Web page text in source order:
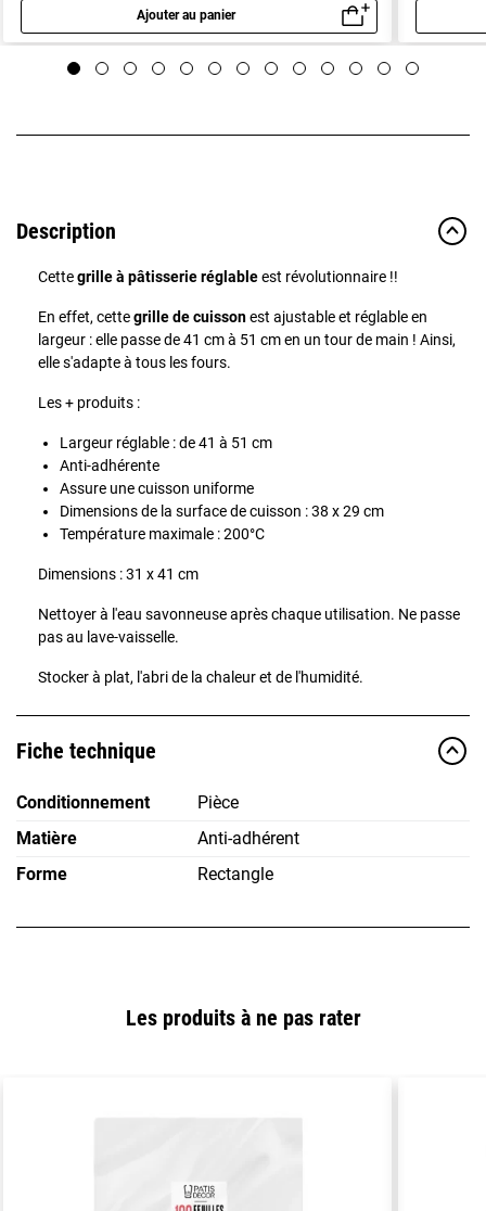
Ajouter au panier
Aperçu rapide
Description
Cettegrille à pâtisserie réglableest révolutionnaire !!
En effet, cettegrille de cuissonest ajustable et réglable en
largeur : elle passe de 41 cm à 51 cm en un tour de main ! Ainsi,
elle s'adapte à tous les fours.
Les + produits :
Largeur réglable : de 41 à 51 cm
Anti-adhérente
Assure une cuisson uniforme
Dimensions de la surface de cuisson : 38 x 29 cm
Température maximale : 200°C
Dimensions : 31 x 41 cm
Nettoyer à l'eau savonneuse après chaque utilisation. Ne passe
pas au lave-vaisselle.
Stocker à plat, l'abri de la chaleur et de l'humidité.
Fiche technique
Conditionnement
Pièce
Matière
Anti-adhérent
Forme
Rectangle
Les produits à ne pas rater